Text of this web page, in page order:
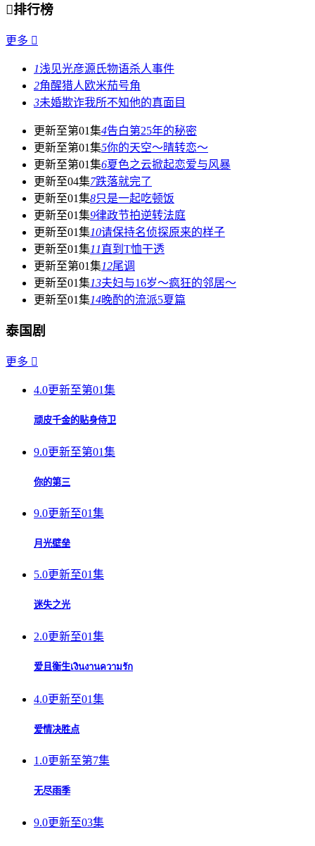
排行榜
更多 
1浅见光彦源氏物语杀人事件
2角醒猎人欧米茄号角
3未婚欺诈我所不知他的真面目
更新至第01集4告白第25年的秘密
更新至第01集5你的天空～晴转恋～
更新至第01集6夏色之云掀起恋爱与风暴
更新至04集7跌落就完了
更新至01集8只是一起吃顿饭
更新至01集9律政节拍逆转法庭
更新至01集10请保持名侦探原来的样子
更新至01集11直到T恤干透
更新至第01集12尾调
更新至01集13夫妇与16岁～疯狂的邻居～
更新至01集14晚酌的流派5夏篇
泰国剧
更多 
4.0更新至第01集
顽皮千金的贴身侍卫
9.0更新至第01集
你的第三
9.0更新至01集
月光壁垒
5.0更新至01集
迷失之光
2.0更新至01集
爱且衡生เงินงานความรัก
4.0更新至01集
爱情决胜点
1.0更新至第7集
无尽雨季
9.0更新至03集